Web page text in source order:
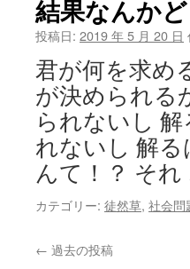
結果なんか
投稿日: 2019 年 5 月 20 日
君が何を求め
が決められる
られないし
れないし 解
んて！？ そ
カテゴリー: 徒然草, 社会問
← 過去の投稿